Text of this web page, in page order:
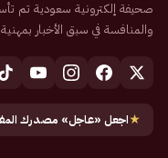
والمنافسة في سبق الأخبار
★اجعل «عاجل» مصدرك